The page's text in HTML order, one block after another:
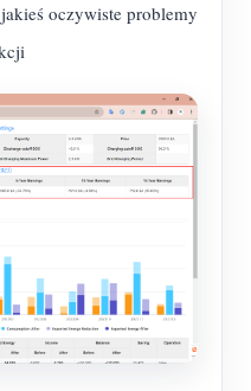
oczywiste problemy